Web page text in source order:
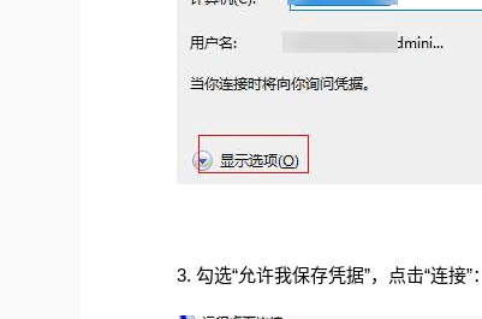
3. 勾选“允许我保存凭据”，点击“连接”：